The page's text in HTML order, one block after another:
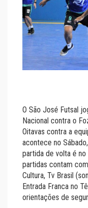
O São José Futsal
Nacional contra o
Oitavas contra a
acontece no
partida de volta é
partidas contam
Cultura, Tv Brasil
Entrada Franca no
orientações de